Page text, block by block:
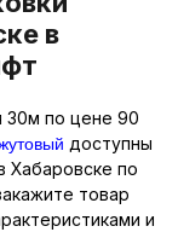
в
30м по цене 90
доступны
Хабаровске по
товар
и